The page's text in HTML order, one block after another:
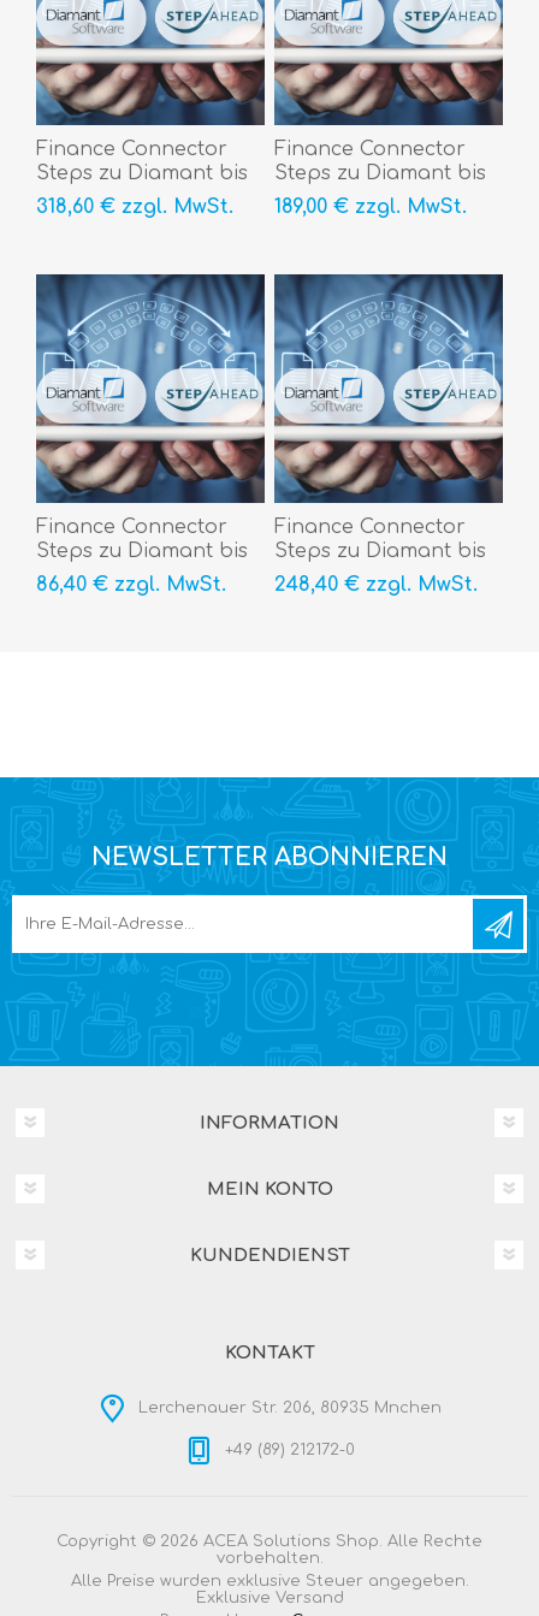
Finance Connector
Steps zu Diamant bis
1.000.000 Belege/Jahr,
incl. 3 Mandant
318,60 € zzgl. MwSt.
Finance Connector
Steps zu Diamant bis
250.000 Belege/Jahr,
incl. 3 Mandant
189,00 € zzgl. MwSt.
Finance Connector
Steps zu Diamant bis
25.000 Belege/Jahr,
incl. 3 Mandant
86,40 € zzgl. MwSt.
Finance Connector
Steps zu Diamant bis
500.000 Belege/Jahr,
incl. 3 Mandant
248,40 € zzgl. MwSt.
NEWSLETTER ABONNIEREN
INFORMATION
MEIN KONTO
KUNDENDIENST
KONTAKT
Lerchenauer Str. 206, 80935 Mnchen
+49 (89) 212172-0
Copyright © 2026 ACEA Solutions Shop. Alle Rechte
vorbehalten.
Alle Preise wurden exklusive Steuer angegeben.
Exklusive Versand